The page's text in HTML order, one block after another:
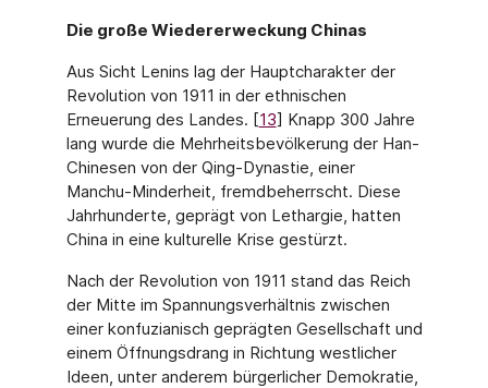
Die große Wiedererweckung Chinas
Aus Sicht Lenins lag der Hauptcharakter der
Revolution von 1911 in der ethnischen
Erneuerung des Landes. [13] Knapp 300 Jahre
lang wurde die Mehrheitsbevölkerung der Han-
Chinesen von der Qing-Dynastie, einer
Manchu-Minderheit, fremdbeherrscht. Die­se
Jahrhunderte, geprägt von Lethargie, hatten
China in eine kulturelle Krise gestürzt.
Nach der Revolution von 1911 stand das Reich
der Mitte im Spannungsverhältnis zwi­schen
einer konfuzianisch geprägten Gesellschaft und
einem Öffnungsdrang in Rich­tung westlicher
Ideen, unter anderem bürgerlicher Demokratie,